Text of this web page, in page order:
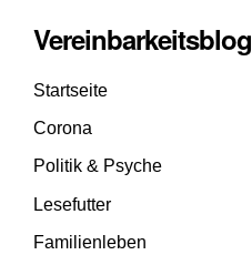
Vereinbarkeitsblog
Startseite
Corona
Politik & Psyche
Lesefutter
Familienleben